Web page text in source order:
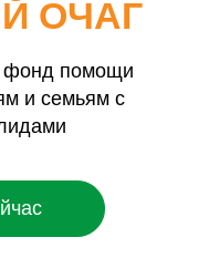
49 ОЧАГ
фонд помощи
и семьям с